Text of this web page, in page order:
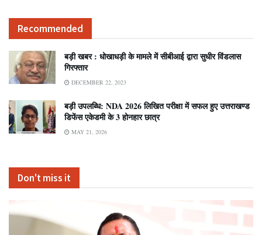
Recommended
बड़ी खबर : धोखाधड़ी के मामले में सीबीआई द्वारा सुधीर विंडलास
गिरफ्तार
DECEMBER 22, 2023
बड़ी उपलब्धि: NDA 2026 लिखित परीक्षा में सफल हुए उत्तराखण्ड
डिफेंस एकेडमी के 3 होनहार छात्र
MAY 21, 2026
Don't miss it